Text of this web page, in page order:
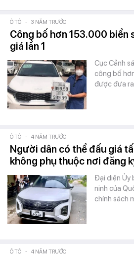
Ô TÔ - 3 NĂM TRƯỚC
Công bố hơn 153.000 biển
giá lần 1
Cục Cảnh
công bố
được đưa
Ô TÔ - 4 NĂM TRƯỚC
Người dân có thể đấu giá
không phụ thuộc nơi đăng
Đại diện Ủy
ninh của
chính sách
Ô TÔ - 4 NĂM TRƯỚC